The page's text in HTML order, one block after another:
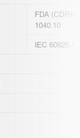
FDA (CDRH)
1040.10
IEC 60825-1